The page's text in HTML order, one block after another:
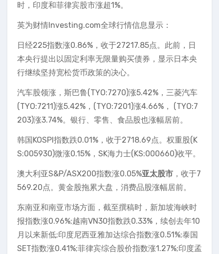
时，印度和菲律宾股市涨超1%。
英为财情Investing.com全球行情信息显示：
日经225指数涨0.86%，收于27217.85点。此前，日
本央行提出以固定利率无限量购买债券，显示日本央
行继续坚持宽松货币政策的决心。
汽车股领涨，斯巴鲁(TYO:7270)涨5.42%，三菱汽车
(TYO:7211)涨5.42%，(TYO:7201)涨4.66%， (TYO:7
203)涨3.74%。银行、零售、食品股也涨幅居前。
韩国KOSPI指数跌0.01%，收于2718.69点。权重股(K
S:005930)微涨0.15%，SK海力士(KS:000660)收平。
澳大利亚S&P/ASX200指数涨0.05%亚太股市 ，收于7
569.20点。黄金股拖累大盘，消费品股涨幅居前。
东南亚和南亚市场方面，截至撰稿时，新加坡海峡时
报指数涨0.96%;越南VN30指数跌0.33%，续创去年10
月以来新低;印度尼西亚雅加达综合指数涨0.51%;泰国
SET指数涨0.41%;菲律宾综合股价指数涨1.27%;印度孟